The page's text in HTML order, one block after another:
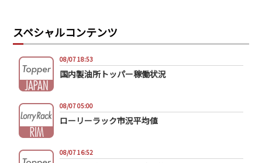
スペシャルコンテンツ
08/07 18:53
国内製油所トッパー稼働状況
08/07 05:00
ローリーラック市況平均値
08/07 16:52